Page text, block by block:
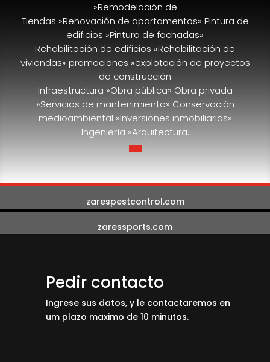
»Remodelación de
Tiendas »Renovación de apartamentos» Pintura de
edificios »Pintura de fachadas»
Rehabilitación de edificios »Rehabilitación de
viviendas» promociones »explotación de proyectos
de construcción
Infraestructura »Obra pública» Obra privada
»Servicios de mantenimiento» Conservación
medioambiental »Inversiones inmobiliarias»
Ingeniería »Arquitectura.
zarespestcontrol.com
zaressports.com
Pedir contacto
Ingrese sus datos, y le contactaremos en
um plazo maximo de 10 minutos.